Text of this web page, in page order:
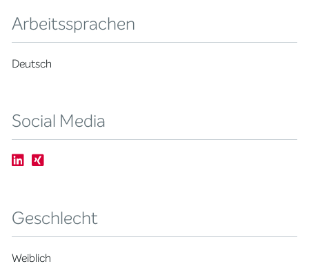
Arbeitssprachen
Deutsch
Social Media
Geschlecht
Weiblich